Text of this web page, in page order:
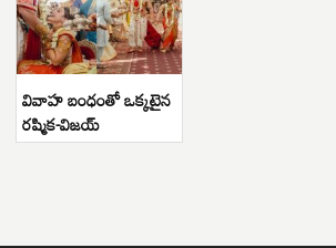
వివాహ బంధంతో ఒక్కటైన
రష్మిక-విజయ్